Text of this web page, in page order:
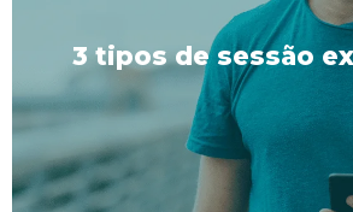
3 tipos de sessão